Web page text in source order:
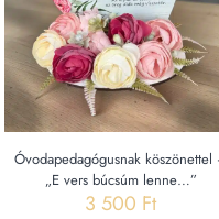
Óvodapedagógusnak köszönettel
„E vers búcsúm lenne…”
3 500 Ft